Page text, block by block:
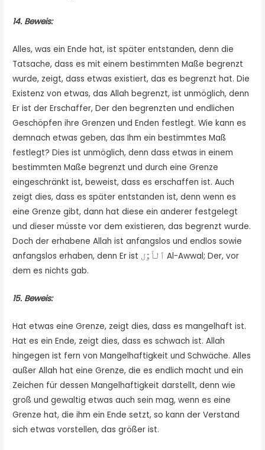
14. Beweis:
Alles, was ein Ende hat, ist später entstanden, denn die
Tatsache, dass es mit einem bestimmten Maße begrenzt
wurde, zeigt, dass etwas existiert, das es begrenzt hat. Die
Existenz von etwas, das Allah begrenzt, ist unmöglich, denn
Er ist der Erschaffer, Der den begrenzten und endlichen
Geschöpfen ihre Grenzen und Enden festlegt. Wie kann es
demnach etwas geben, das Ihm ein bestimmtes Maß
festlegt? Dies ist unmöglich, denn dass etwas in einem
bestimmten Maße begrenzt und durch eine Grenze
eingeschränkt ist, beweist, dass es erschaffen ist. Auch
zeigt dies, dass es später entstanden ist, denn wenn es
eine Grenze gibt, dann hat diese ein anderer festgelegt
und dieser müsste vor dem existieren, das begrenzt wurde.
Doch der erhabene Allah ist anfangslos und endlos sowie
anfangslos erhaben, denn Er ist ٱلْأَوَّل Al-Awwal; Der, vor
dem es nichts gab.
15. Beweis:
Hat etwas eine Grenze, zeigt dies, dass es mangelhaft ist.
Hat es ein Ende, zeigt dies, dass es schwach ist. Allah
hingegen ist fern von Mangelhaftigkeit und Schwäche. Alles
außer Allah hat eine Grenze, die es endlich macht und ein
Zeichen für dessen Mangelhaftigkeit darstellt, denn wie
groß und gewaltig etwas auch sein mag, wenn es eine
Grenze hat, die ihm ein Ende setzt, so kann der Verstand
sich etwas vorstellen, das größer ist.